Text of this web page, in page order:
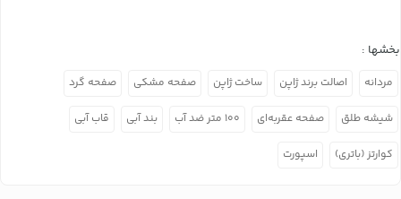
بخشها :
مردانه اصالت برند ژاپن ساخت ژاپن صفحه مشکی صفحه گرد
شیشه طلق صفحه عقربه‌ای ۱۰۰ متر ضد آب بند آبی قاب آبی
کوارتز (باتری) اسپورت